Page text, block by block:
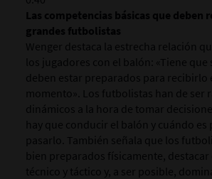
Las competencias básicas que deben
grandes futbolistas
Wenger destaca la estrecha relación
los jugadores con el balón: «Tiene que
deben estar preparados para recibirlo
momento». Los futbolistas han de ser
dinámicos a la hora de tomar
hay que conducir el balón y cuándo
pasarlo. También señala que los
bien preparados físicamente,
técnico y táctico y, a ser posible,